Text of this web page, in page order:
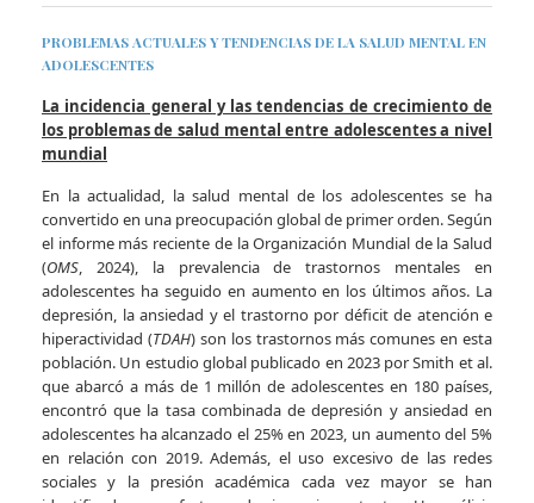
PROBLEMAS ACTUALES Y TENDENCIAS DE LA SALUD MENTAL EN
ADOLESCENTES
La incidencia general y las tendencias de crecimiento de
los problemas de salud mental entre adolescentes a nivel
mundial
En la actualidad, la salud mental de los adolescentes se ha
convertido en una preocupación global de primer orden. Según
el informe más reciente de la Organización Mundial de la Salud
(OMS, 2024), la prevalencia de trastornos mentales en
adolescentes ha seguido en aumento en los últimos años. La
depresión, la ansiedad y el trastorno por déficit de atención e
hiperactividad (TDAH) son los trastornos más comunes en esta
población. Un estudio global publicado en 2023 por Smith et al.
que abarcó a más de 1 millón de adolescentes en 180 países,
encontró que la tasa combinada de depresión y ansiedad en
adolescentes ha alcanzado el 25% en 2023, un aumento del 5%
en relación con 2019. Además, el uso excesivo de las redes
sociales y la presión académica cada vez mayor se han